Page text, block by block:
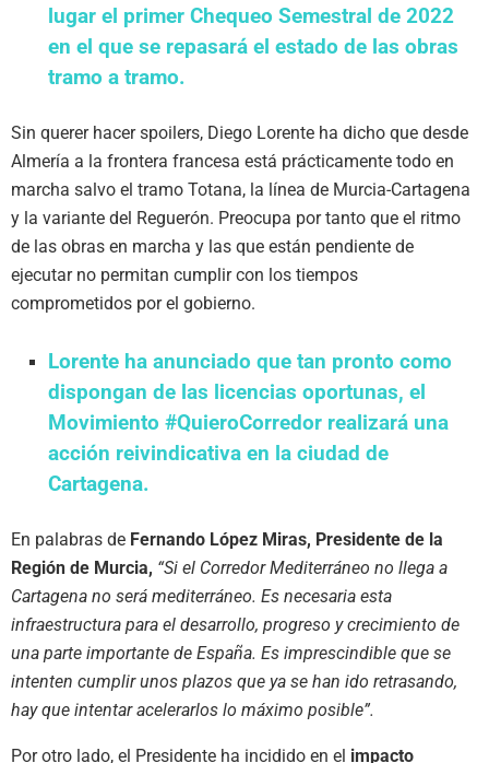
lugar el primer Chequeo Semestral de 2022
en el que se repasará el estado de las obras
tramo a tramo.
Sin querer hacer spoilers, Diego Lorente ha dicho que desde
Almería a la frontera francesa está prácticamente todo en
marcha salvo el tramo Totana, la línea de Murcia-Cartagena
y la variante del Reguerón. Preocupa por tanto que el ritmo
de las obras en marcha y las que están pendiente de
ejecutar no permitan cumplir con los tiempos
comprometidos por el gobierno.
Lorente ha anunciado que tan pronto como
dispongan de las licencias oportunas, el
Movimiento #QuieroCorredor realizará una
acción reivindicativa en la ciudad de
Cartagena.
En palabras de Fernando López Miras, Presidente de la
Región de Murcia, “Si el Corredor Mediterráneo no llega a
Cartagena no será mediterráneo. Es necesaria esta
infraestructura para el desarrollo, progreso y crecimiento de
una parte importante de España. Es imprescindible que se
intenten cumplir unos plazos que ya se han ido retrasando,
hay que intentar acelerarlos lo máximo posible”.
Por otro lado, el Presidente ha incidido en el impacto